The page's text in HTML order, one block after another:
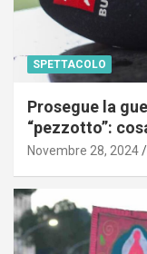
SPETTACOLO
Prosegue la
“pezzotto”:
Novembre 28, 2024